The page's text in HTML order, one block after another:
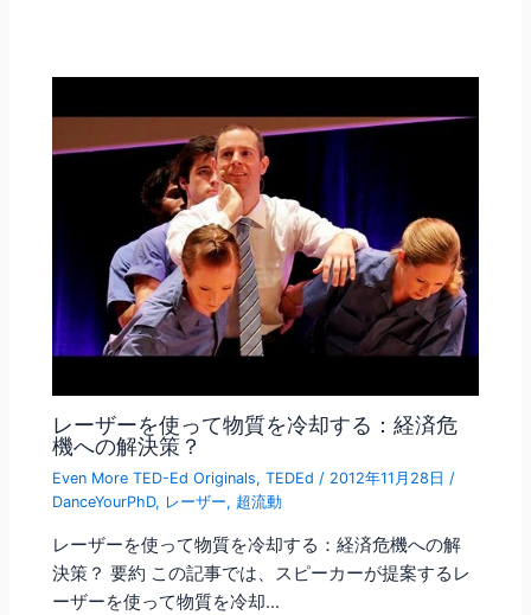
レーザーを使って物質を冷却する：経済危
機への解決策？
Even More TED-Ed Originals,TEDEd / 2012年11月28日 /
DanceYourPhD, レーザー, 超流動
レーザーを使って物質を冷却する：経済危機への解
決策？ 要約 この記事では、スピーカーが提案するレ
ーザーを使って物質を冷却…